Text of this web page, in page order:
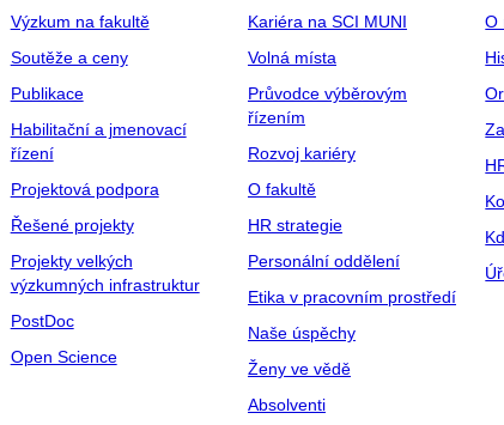
Výzkum na fakultě
Soutěže a ceny
Publikace
Habilitační a jmenovací
řízení
Projektová podpora
Řešené projekty
Projekty velkých
výzkumných infrastruktur
PostDoc
Open Science
Kariéra na SCI MUNI
Volná místa
Průvodce výběrovým
řízením
Rozvoj kariéry
O fakultě
HR strategie
Personální oddělení
Etika v pracovním prostředí
Naše úspěchy
Ženy ve vědě
Absolventi
O